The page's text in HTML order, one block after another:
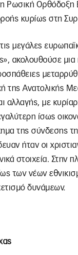
Ρωσική Ορθόδοξη
κυρίως στη
μεγάλες
ακολουθούσε μια
της Ανατολικής
αλλαγής, με
ίσως
της σύνδεσης
ήταν οι
στοιχεία. Στην
των νέων
δυνάμεων.